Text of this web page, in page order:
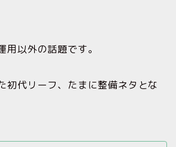
以外の話題です。
初代リーフ、たまに整備ネタとな